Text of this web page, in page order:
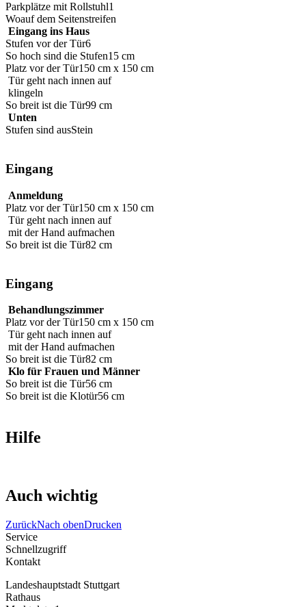
Parkplätze mit Rollstuhl1
Woauf dem Seitenstreifen
Eingang ins Haus
Stufen vor der Tür6
So hoch sind die Stufen15 cm
Platz vor der Tür150 cm x 150 cm
Tür geht nach innen auf
klingeln
So breit ist die Tür99 cm
Unten
Stufen sind ausStein
Eingang
Anmeldung
Platz vor der Tür150 cm x 150 cm
Tür geht nach innen auf
mit der Hand aufmachen
So breit ist die Tür82 cm
Eingang
Behandlungszimmer
Platz vor der Tür150 cm x 150 cm
Tür geht nach innen auf
mit der Hand aufmachen
So breit ist die Tür82 cm
Klo für Frauen und Männer
So breit ist die Tür56 cm
So breit ist die Klotür56 cm
Hilfe
Auch wichtig
ZurückNach obenDrucken
Service
Schnellzugriff
Kontakt
Landeshauptstadt Stuttgart
Rathaus